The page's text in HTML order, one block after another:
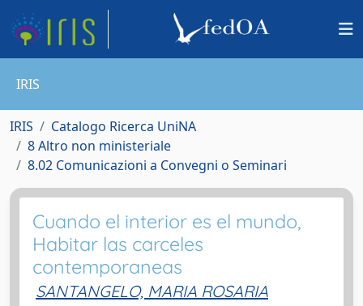
IRIS
IRIS
Catalogo Ricerca UniNA
8 Altro non ministeriale
8.02 Comunicazioni a Convegni o Seminari
Cuando el interior es el mundo,
Habitar las carceles
contemporaneas
SANTANGELO, MARIA ROSARIA